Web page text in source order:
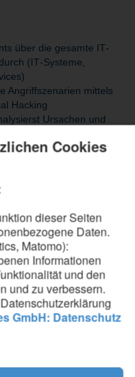
Cookies
dieser Seiten
Daten.
Matomo):
Informationen
und den
und zu verbessern.
GmbH: Datenschutz
über die gesamte IT‑
(IT‑Systeme,
Angriffszenarien mittels
Hacking
Ursachen und
(z. B. EDR‑Bypass,
Sicherheitslandschaft
Bedrohungen und
in Projekte ein